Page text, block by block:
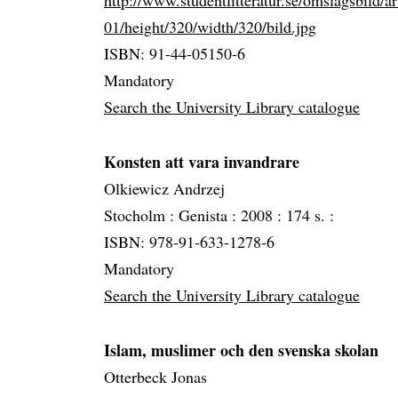
01/height/320/width/320/bild.jpg
ISBN: 91-44-05150-6
Mandatory
Search the University Library catalogue
Konsten att vara invandrare
Olkiewicz Andrzej
Stocholm : Genista : 2008 : 174 s. :
ISBN: 978-91-633-1278-6
Mandatory
Search the University Library catalogue
Islam, muslimer och den svenska skolan
Otterbeck Jonas